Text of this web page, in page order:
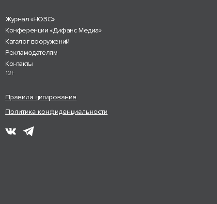
Журнал «НОЗС»
Конференции «Дифанс Медиа»
Каталог вооружений
Рекламодателям
Контакты
12+
Правила цитирования
Политика конфиденциальности